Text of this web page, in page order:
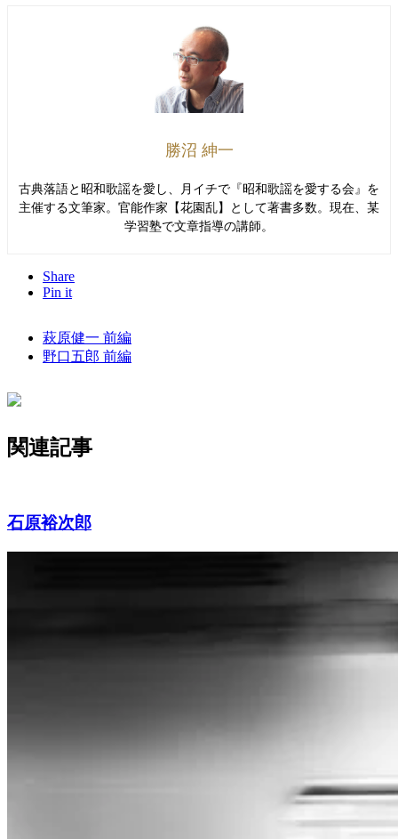
勝沼 紳一
古典落語と昭和歌謡を愛し、月イチで『昭和歌謡を愛する会』を
主催する文筆家。官能作家【花園乱】として著書多数。現在、某
学習塾で文章指導の講師。
Share
Pin it
萩原健一 前編
野口五郎 前編
関連記事
石原裕次郎